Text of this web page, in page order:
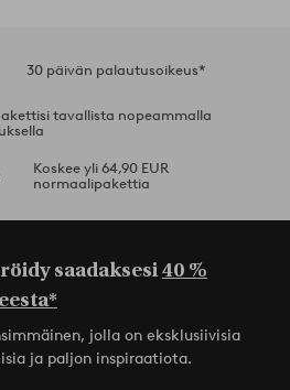
30 päivän palautusoikeus*
tavallista nopeammalla
Koskee yli 64,90 EUR
normaalipakettia
saadaksesi40 %
jolla on eksklusiivisia
ja paljon inspiraatiota.